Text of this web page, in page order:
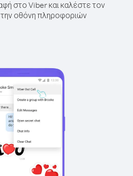
στο Viber και καλέστε τον
οθόνη πληροφοριών